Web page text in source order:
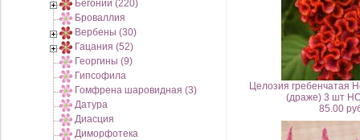
Бегонии (220)
Броваллия
Вербены (30)
Гацания (52)
Георгины (9)
Гипсофила
Гомфрена шаровидная (3)
Датура
Диасция
Диморфотека
Целозия гребенчатая
(драже) 3 шт
85.00